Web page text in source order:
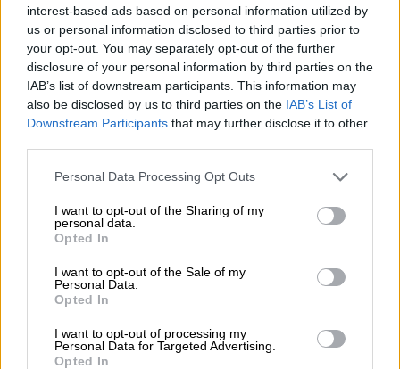
interest-based ads based on personal information utilized by
us or personal information disclosed to third parties prior to
your opt-out. You may separately opt-out of the further
disclosure of your personal information by third parties on the
IAB’s list of downstream participants. This information may
also be disclosed by us to third parties on the IAB’s List of
Downstream Participants that may further disclose it to other
Please note that this website/app uses one or more Google
not limited to your visit or usage behaviour. You may click to
grant or deny consent to Google and its third-party tags to
use your data for below specified purposes in below Google
consent section.
Personal Data Processing Opt Outs
I want to opt-out of the Sharing of my
personal data.
Opted In
I want to opt-out of the Sale of my
Personal Data.
Opted In
I want to opt-out of processing my
Personal Data for Targeted Advertising.
Opted In
Αθλητισμός|01.04.2021 16:51
Μπαρτσελόνα: Συνάντηση με τον
πατέρα και τον μάνατζερ του Χάαλαντ
Στην Βαρκελώνη ταξίδεψαν οι εκπρόσωποι
του αστεριού από τη Νορβηγία και τα
σενάρια πως η Μπαρτσελόνα τον κλείνει
παίρνουν φωτιά